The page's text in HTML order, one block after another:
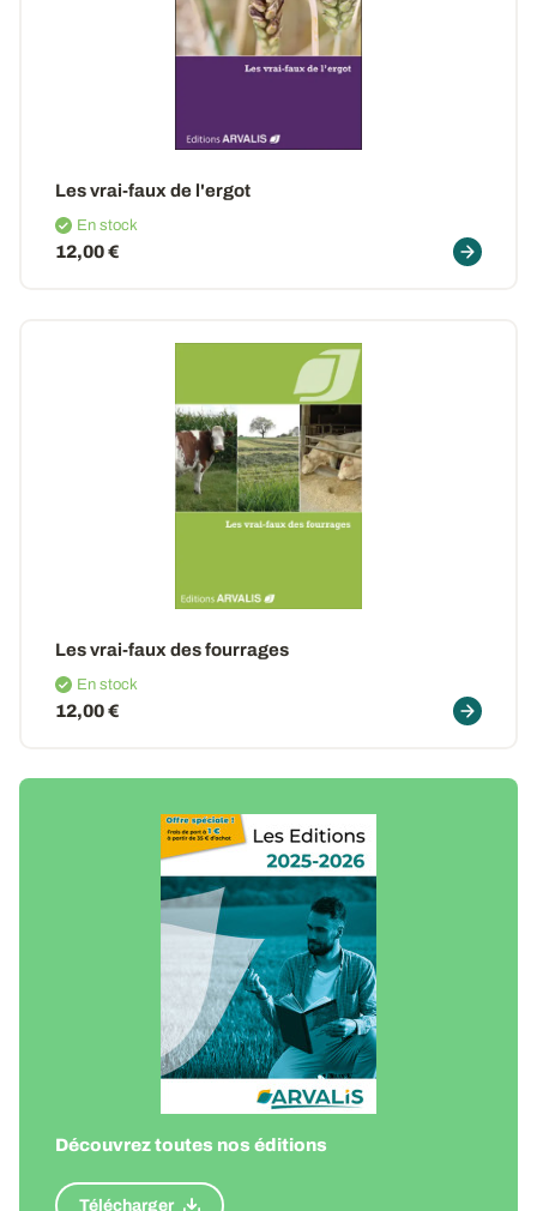
Les vrai-faux de l'ergot
En stock
12,00 €
Les vrai-faux des fourrages
En stock
12,00 €
Découvrez toutes nos éditions
Télécharger